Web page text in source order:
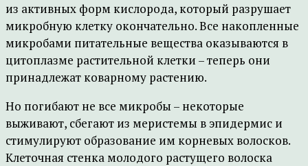
из активных форм кислорода, который разрушает
микробную клетку окончательно. Все накопленные
микробами питательные вещества оказываются в
цитоплазме растительной клетки – теперь они
принадлежат коварному растению.
Но погибают не все микробы – некоторые
выживают, сбегают из меристемы в эпидермис и
стимулируют образование им корневых волосков.
Клеточная стенка молодого растущего волоска